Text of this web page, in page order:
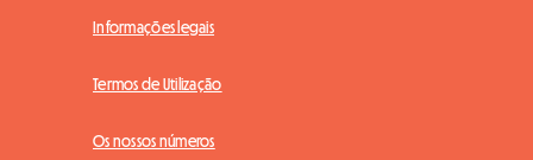
Informações legais
Termos de Utilização
Os nossos números